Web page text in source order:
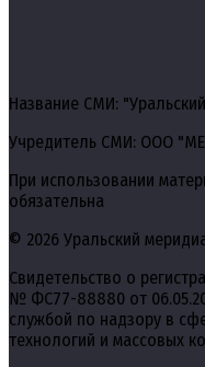
Название СМИ:
Учредитель СМИ: ООО
При использовании
обязательна
© 2026 Уральский
Свидетельство о
№ ФС77-88880 от
службой по надзору в
технологий и массовых